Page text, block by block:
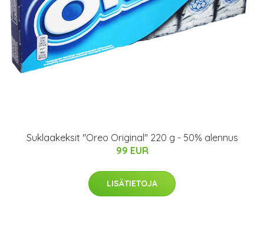
Suklaakeksit "Oreo Original" 220 g - 50% alennus
99 EUR
LISÄTIETOJA